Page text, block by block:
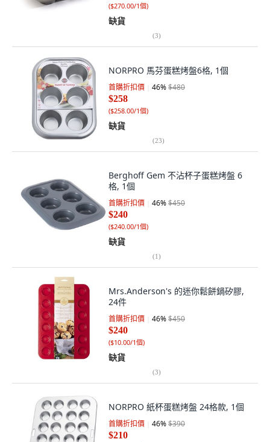
($270.00/1個)
缺貨
(3)
NORPRO 馬芬蛋糕烤盤6格, 1個
首購折扣價 46%$480
$258
($258.00/1個)
缺貨
(23)
Berghoff Gem 不沾杯子蛋糕烤盤 6
格, 1個
首購折扣價 46%$450
$240
($240.00/1個)
缺貨
(1)
Mrs.Anderson's 的迷你鬆餅鍋矽膠,
24件
首購折扣價 46%$450
$240
($10.00/1個)
缺貨
(3)
NORPRO 紙杯蛋糕烤盤 24格款, 1個
首購折扣價 46%$390
$210